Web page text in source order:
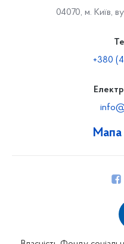
Мапа
04070, м. Київ,
+380